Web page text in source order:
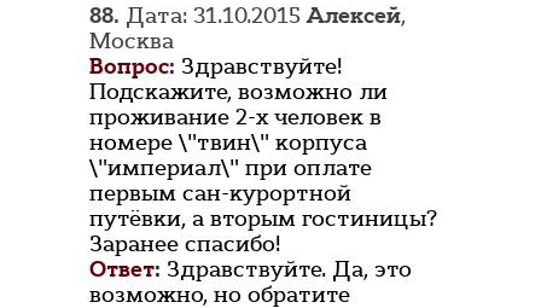
88. Дата: 31.10.2015Алексей,
Москва
Вопрос: Здравствуйте!
Подскажите, возможно ли
проживание 2-х человек в
номере \"твин\" корпуса
\"империал\" при оплате
первым сан-курортной
путёвки, а вторым гостиницы?
Заранее спасибо!
Ответ: Здравствуйте. Да, это
возможно, но обратите